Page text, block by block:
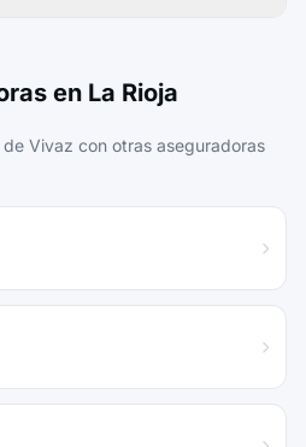
en La Rioja
Vivaz con otras aseguradoras